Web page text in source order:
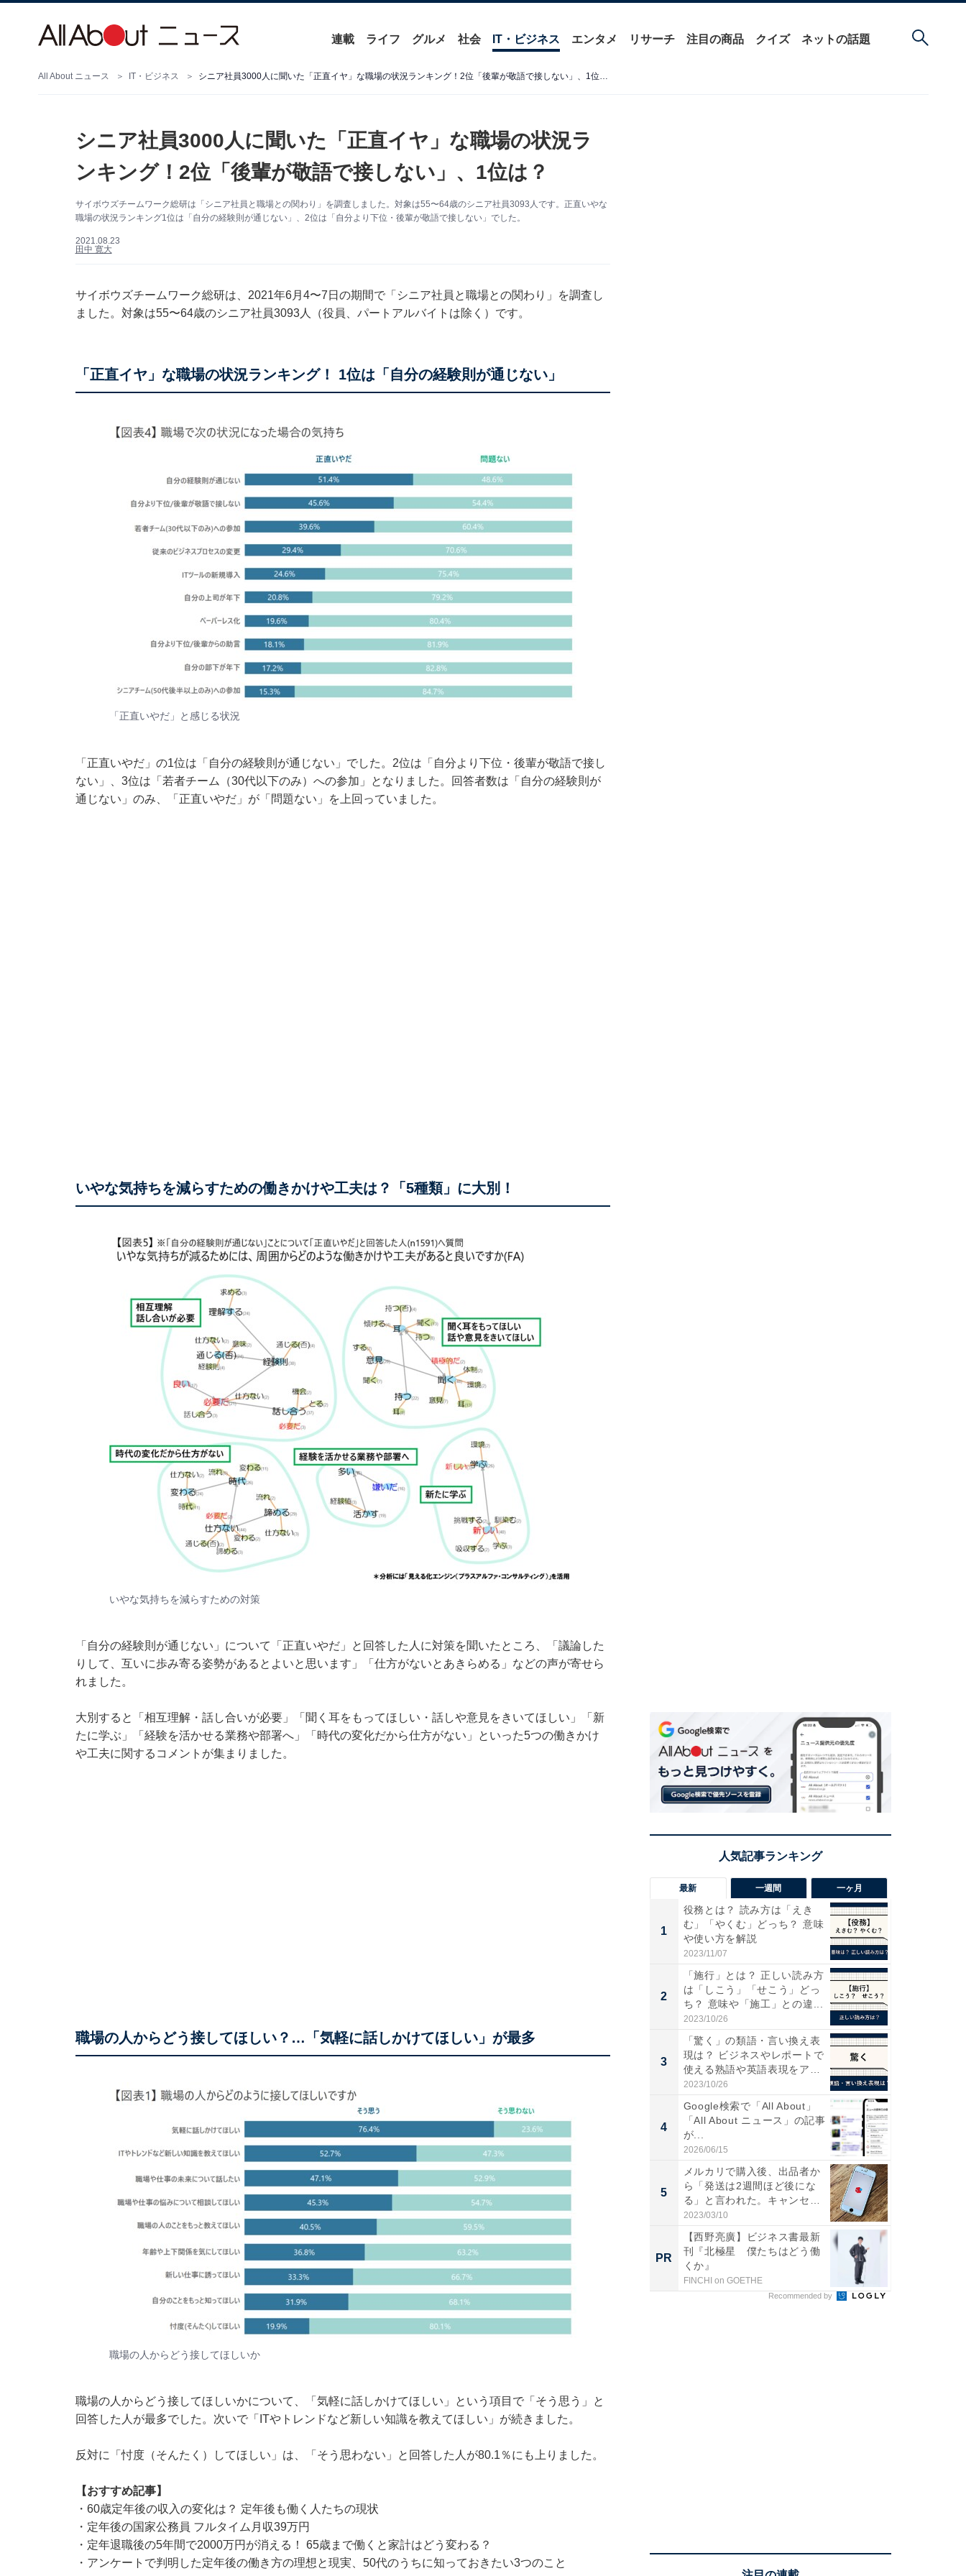
連載 ライフ グルメ 社会 IT・ビジネス エンタメ リサーチ 注目の商品 クイズ ネットの話題
All About ニュース IT・ビジネス シニア社員3000人に聞いた「正直イヤ」な職場の状況ランキング！2位「後輩が敬語で接しない」、1位は？
シニア社員3000人に聞いた「正直イヤ」な職場の状況ラ
ンキング！2位「後輩が敬語で接しない」、1位は？
サイボウズチームワーク総研は「シニア社員と職場との関わり」を調査しました。対象は55〜64歳のシニア社員3093人です。正直いやな
職場の状況ランキング1位は「自分の経験則が通じない」、2位は「自分より下位・後輩が敬語で接しない」でした。
2021.08.23
田中 寛大
サイボウズチームワーク総研は、2021年6月4〜7日の期間で「シニア社員と職場との関わり」を調査し
ました。対象は55〜64歳のシニア社員3093人（役員、パートアルバイトは除く）です。
「正直イヤ」な職場の状況ランキング！ 1位は「自分の経験則が通じない」
「正直いやだ」と感じる状況
「正直いやだ」の1位は「自分の経験則が通じない」でした。2位は「自分より下位・後輩が敬語で接し
ない」、3位は「若者チーム（30代以下のみ）への参加」となりました。回答者数は「自分の経験則が
通じない」のみ、「正直いやだ」が「問題ない」を上回っていました。
いやな気持ちを減らすための働きかけや工夫は？「5種類」に大別！
いやな気持ちを減らすための対策
「自分の経験則が通じない」について「正直いやだ」と回答した人に対策を聞いたところ、「議論した
りして、互いに歩み寄る姿勢があるとよいと思います」「仕方がないとあきらめる」などの声が寄せら
れました。
大別すると「相互理解・話し合いが必要」「聞く耳をもってほしい・話しや意見をきいてほしい」「新
たに学ぶ」「経験を活かせる業務や部署へ」「時代の変化だから仕方がない」といった5つの働きかけ
や工夫に関するコメントが集まりました。
職場の人からどう接してほしい？…「気軽に話しかけてほしい」が最多
職場の人からどう接してほしいか
職場の人からどう接してほしいかについて、「気軽に話しかけてほしい」という項目で「そう思う」と
回答した人が最多でした。次いで「ITやトレンドなど新しい知識を教えてほしい」が続きました。
反対に「忖度（そんたく）してほしい」は、「そう思わない」と回答した人が80.1％にも上りました。
【おすすめ記事】
・ 60歳定年後の収入の変化は？ 定年後も働く人たちの現状
・ 定年後の国家公務員 フルタイム月収39万円
・ 定年退職後の5年間で2000万円が消える！ 65歳まで働くと家計はどう変わる？
・ アンケートで判明した定年後の働き方の理想と現実、50代のうちに知っておきたい3つのこと
最新 一週間 一ヶ月
1
役務とは？ 読み方は「えき
む」「やくむ」どっち？ 意味
や使い方を解説
2023/11/07
2
「施行」とは？ 正しい読み方
は「しこう」「せこう」どっ
ち？ 意味や「施工」との違...
2023/10/26
3
「驚く」の類語・言い換え表
現は？ ビジネスやレポートで
使える熟語や英語表現をア
ナ...
2023/10/26
4
Google検索で「All About」
「All About ニュース」の記事
が...
2026/06/15
5
メルカリで購入後、出品者か
ら「発送は2週間ほど後にな
る」と言われた。キャンセル
で...
2023/03/10
PR
【西野亮廣】ビジネス書最新
刊『北極星 僕たちはどう働
くか』
FINCHI on GOETHE
Recommended by